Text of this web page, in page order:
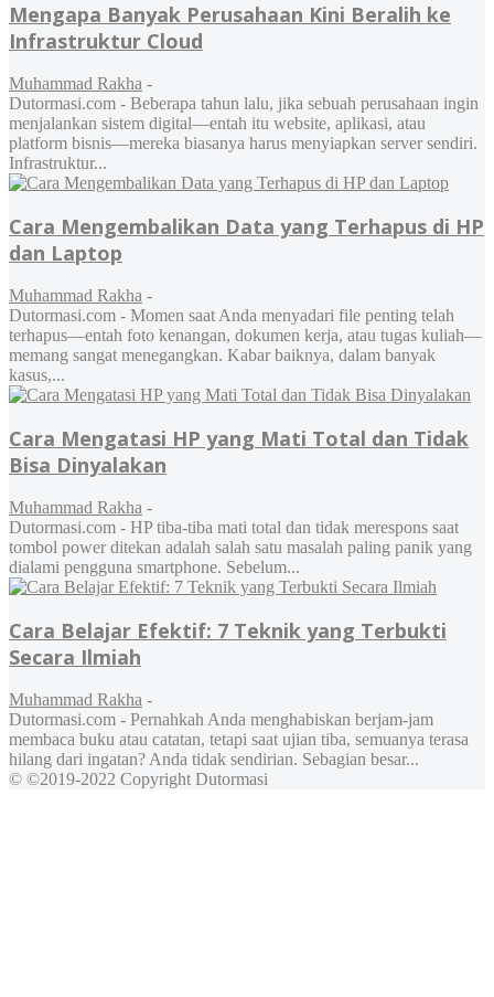
Mengapa Banyak Perusahaan Kini Beralih ke
Infrastruktur Cloud
Muhammad Rakha -
Dutormasi.com - Beberapa tahun lalu, jika sebuah perusahaan ingin
menjalankan sistem digital—entah itu website, aplikasi, atau
platform bisnis—mereka biasanya harus menyiapkan server sendiri.
Infrastruktur...
Cara Mengembalikan Data yang Terhapus di HP
dan Laptop
Muhammad Rakha -
Dutormasi.com - Momen saat Anda menyadari file penting telah
terhapus—entah foto kenangan, dokumen kerja, atau tugas kuliah—
memang sangat menegangkan. Kabar baiknya, dalam banyak
kasus,...
Cara Mengatasi HP yang Mati Total dan Tidak
Bisa Dinyalakan
Muhammad Rakha -
Dutormasi.com - HP tiba-tiba mati total dan tidak merespons saat
tombol power ditekan adalah salah satu masalah paling panik yang
dialami pengguna smartphone. Sebelum...
Cara Belajar Efektif: 7 Teknik yang Terbukti
Secara Ilmiah
Muhammad Rakha -
Dutormasi.com - Pernahkah Anda menghabiskan berjam-jam
membaca buku atau catatan, tetapi saat ujian tiba, semuanya terasa
hilang dari ingatan? Anda tidak sendirian. Sebagian besar...
© ©2019-2022 Copyright Dutormasi